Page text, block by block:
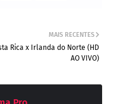
MAIS RECENTES
Rica x Irlanda do Norte (HD
AO VIVO)